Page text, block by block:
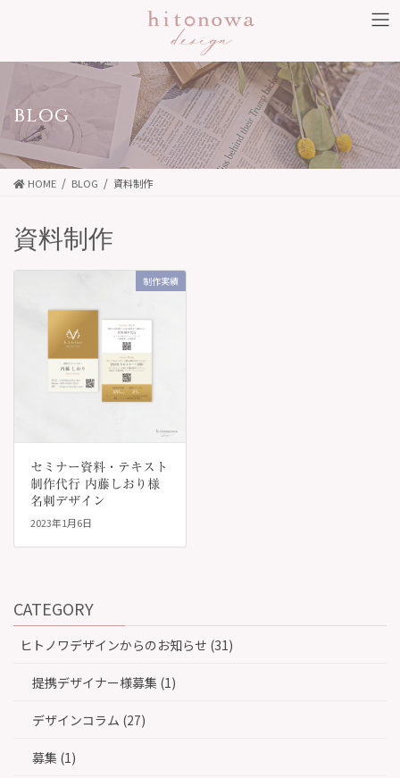
に
動
ョ
に
BLOG
HOME BLOG 資料制作
資料制作
制作実績
セミナー資料・テキスト
制作代行 内藤しおり様
名刺デザイン
2023年1月6日
CATEGORY
ヒトノワデザインからのお知らせ (31)
提携デザイナー様募集 (1)
デザインコラム (27)
募集 (1)